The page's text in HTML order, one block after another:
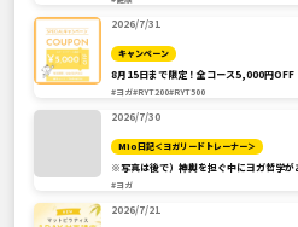
2026/7/31
キャンペーン
8月15日まで限定！全コース5,000円OFF
#ヨガ#RYT200#RYT500
2026/7/30
Mio日記＜ヨガリードトレーナー＞
※写真は後で）神輿を担ぐ中にヨガ哲学が
#ヨガ
2026/7/21